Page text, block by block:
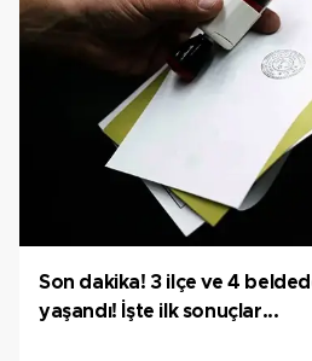
Son dakika! 3 ilçe ve 4
yaşandı! İşte ilk sonuçlar...